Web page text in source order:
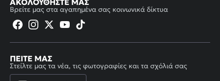
Βρείτε μας στα αγαπημένα σας κοινωνικά δίκτυα
ΠΕΊΤΕ ΜΑΣ
Στείλτε μας τα νέα, τις φωτογραφίες και τα σχόλιά σας